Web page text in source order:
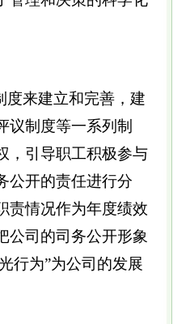
来建立和完善，建
议制度等一系列制
，引导职工积极参与
公开的责任进行分
责情况作为年度绩效
公司的司务公开形象
行为”为公司的发展